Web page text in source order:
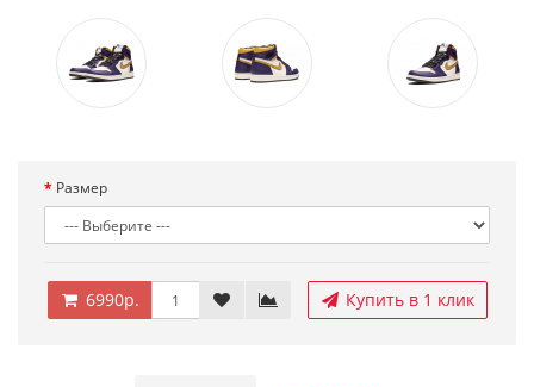
Размер
6990р. Купить в 1 клик